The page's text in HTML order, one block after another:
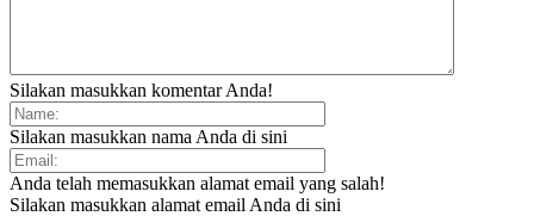
Silakan masukkan komentar Anda!
Silakan masukkan nama Anda di sini
Anda telah memasukkan alamat email yang salah!
Silakan masukkan alamat email Anda di sini